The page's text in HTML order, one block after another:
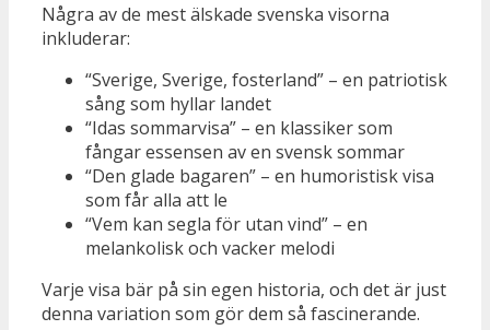
Några av de mest älskade svenska visorna
inkluderar:
“Sverige, Sverige, fosterland” – en patriotisk
sång som hyllar landet
“Idas sommarvisa” – en klassiker som
fångar essensen av en svensk sommar
“Den glade bagaren” – en humoristisk visa
som får alla att le
“Vem kan segla för utan vind” – en
melankolisk och vacker melodi
Varje visa bär på sin egen historia, och det är just
denna variation som gör dem så fascinerande.